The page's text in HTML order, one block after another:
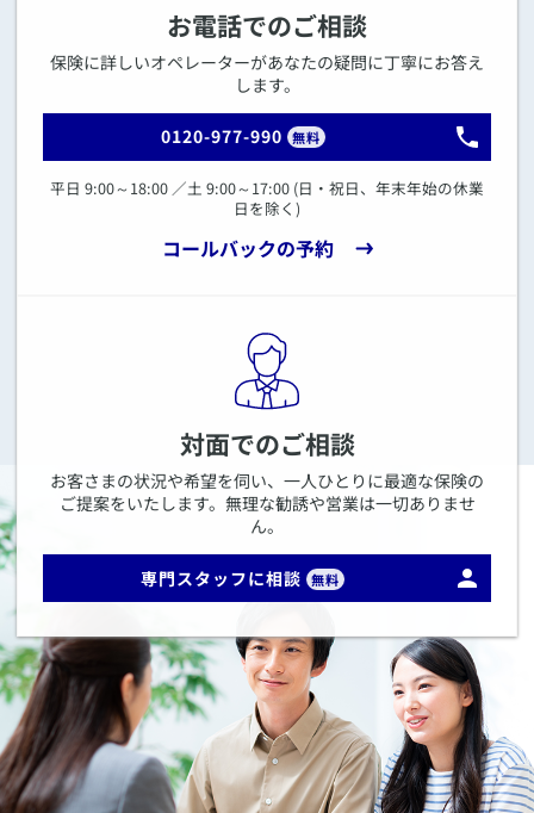
お電話でのご相談
保険に詳しいオペレーターがあなたの疑問に丁寧にお答え
します。
0120-977-990 無料
平日 9:00～18:00 ／土 9:00～17:00 (日・祝日、年末年始の休業
日を除く)
コールバックの予約
対面でのご相談
お客さまの状況や希望を伺い、一人ひとりに最適な保険の
ご提案をいたします。無理な勧誘や営業は一切ありませ
ん。
専門スタッフに相談 無料